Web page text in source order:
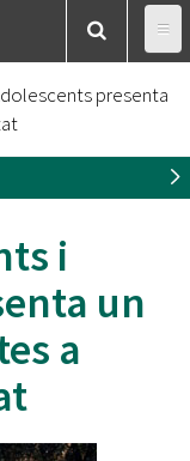
presenta
i
un
a